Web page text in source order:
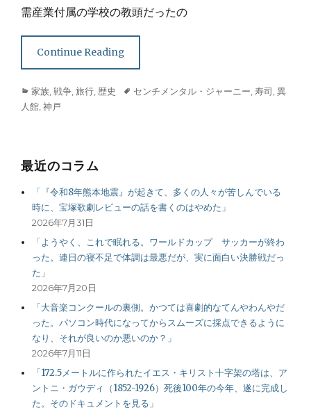
需産業付属の学校の教頭だったの
Continue Reading
Categories
家族 戦争 旅行 歴史 Tagsセンチメンタル・ジャーニー 寿司 異
人館 神戸
最近のコラム
「『令和8年熊本地震』が起きて、多くの人々が苦しんでいる
時に、宝塚歌劇レビューの話を書くのはやめた」
2026年7月31日
「ようやく、これで眠れる。ワールドカップ サッカーが終わ
った。連日の寝不足で体調は最悪だが、実に面白い決勝戦だっ
た」
2026年7月20日
「大音楽コンクールの裏側。かつては喜劇的なてんやわんやだ
った。パソコン時代になってからスムーズに採点できるように
なり、それが良いのか悪いのか？」
2026年7月11日
「172.5メートルに作られたイエス・キリスト十字架の塔は、ア
ントニ・ガウディ（1852-1926）死後100年の今年、遂に完成し
た。そのドキュメントを見る」